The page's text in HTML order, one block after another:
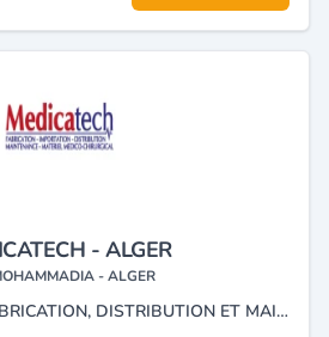
- ALGER
- ALGER
IMPORTATION ET FABRICATION, DISTRIBUTION ET MAINTENANCE DE MATÉRIEL MÉDICO-CHIRURGICAL ET CONSOMMABLES.